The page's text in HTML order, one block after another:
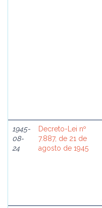
1945-
08-
24
Decreto-Lei nº
7.887, de 21 de
agosto de 1945